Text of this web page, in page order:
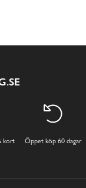
kort Öppet köp 60 dagar